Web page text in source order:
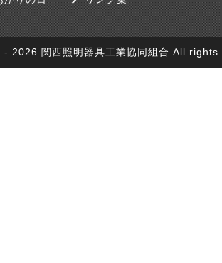
2026 関西照明器具工業協同組合 All